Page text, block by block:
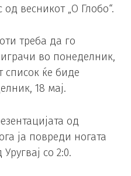
весникот „О Глобо“.
треба да го
во понеделник,
список ќе биде
18 мај.
од
ја повреди ногата
со 2:0.